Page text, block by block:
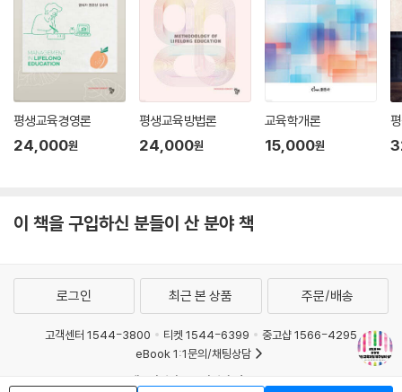
제2절 교육과정 재구성 방향 237
교육의 목적과 내용 237
수업 방향과 원리 238
평가 방향 239
제3절 교육과정 재구성 사례 241
제14장 이해중심 교육을 위한 교육과정 재구성 246
의의 및 한계 252
수업 방향과 원리 및 평가 방향 253
제3절 교육과정 재구성 사례 255
제15장 역량중심 교육을 위한 교육과정 재구성 271
‘학습자’는 교육의 궁극적인 목적이 학습자의 능력과 소질, 적성을 개발하
고 그들의 요구와 진로를 만족시키는 교육적 배려라는 면에서 매우 중요한
요소이다. 모든 학생은 각자의 소질, 능력, 장애, 진로희망 등이 다르고, 궁
극적으로는 교육받은 학습자가 미래 사회를 만들어간다는 점에서 학습자
탐구에 대한 중요성은 두말할 필요가 없다. 이 책에서는 학습자 관련 교육
과정 유형으로 경험중심, 인간중심, 인지주의 교육과정과 그 재구성에 대
해 다룬다. 개인의 잠재력을 최대한 발달시키는 것은 자유민주주의의 요체
일이 대응하는 데에는 한계가 있다.
적 기능을 요구한다. 학교교육은 일정한 사회적 틀 속에서 이루어지고 학
교를 통해서 길러진 학습자가 사회 속에서 활동한다는 점에서 사회의 교육
과정적 의미가 크다. 이 책에서는 사회를 중심으로 한 교육과정 유형으로
사회적응, 사회개조, 직업 교육과정과 그 재구성을 다룬다. 자유 자주 독립
적인 개인의 창의성과 협력은 사회 발전의 요체이나, 경제의 발전을 앞세
평생교육경영론
24,000원
평생교육방법론
24,000원
교육학개론
15,000원
이 책을 구입하신 분들이 산 분야 책
로그인 최근 본 상품 주문/배송
고객센터 1544-3800 티켓 1544-6399
중고샵 1566-4295
eBook 1:1문의/채팅상담
예스이십사(주) 사업자 정보